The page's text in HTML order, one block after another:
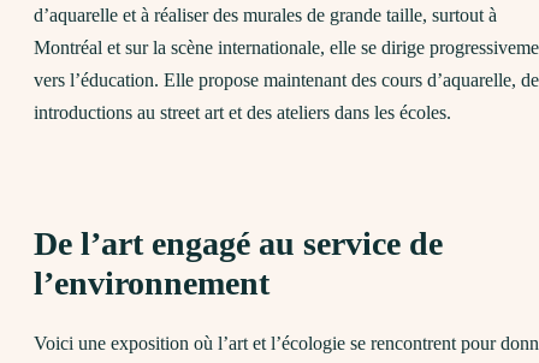
d’aquarelle et à réaliser des murales de grande taille, surtout à
Montréal et sur la scène internationale, elle se dirige
vers l’éducation. Elle propose maintenant des cours d’aquarelle,
introductions au street art et des ateliers dans les écoles.
De l’art engagé au service de
l’environnement
Voici une exposition où l’art et l’écologie se rencontrent pour